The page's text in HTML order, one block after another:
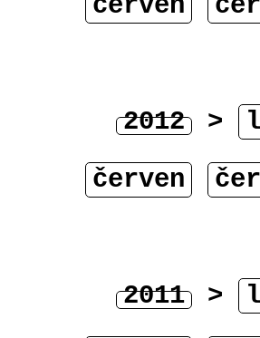
2012 >
červen
2011 >